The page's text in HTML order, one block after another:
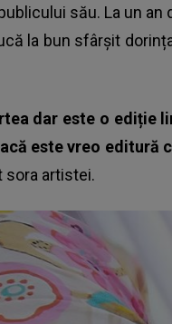
său. La un
la bun sfârșit
dar este o ediție
este vreo editură
sora artistei.